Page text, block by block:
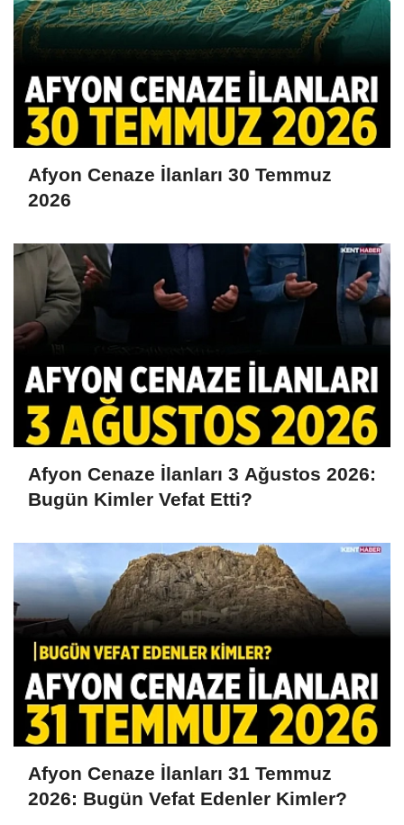
Afyon Cenaze İlanları 30 Temmuz
2026
Afyon Cenaze İlanları 3 Ağustos 2026:
Bugün Kimler Vefat Etti?
Afyon Cenaze İlanları 31 Temmuz
2026: Bugün Vefat Edenler Kimler?